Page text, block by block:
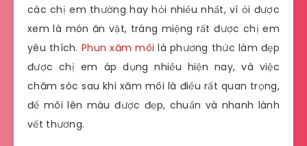
các chị em thường hay hỏi nhiều nhất, vì ỏi được
xem là món ăn vặt, tráng miệng rất được chị em
yêu thích. Phun xăm môi là phương thức làm đẹp
được chị em áp dụng nhiều hiện nay, và việc
chăm sóc sau khi xăm môi là điều rất quan trọng,
để môi lên màu được đẹp, chuẩn và nhanh lành
vết thương.